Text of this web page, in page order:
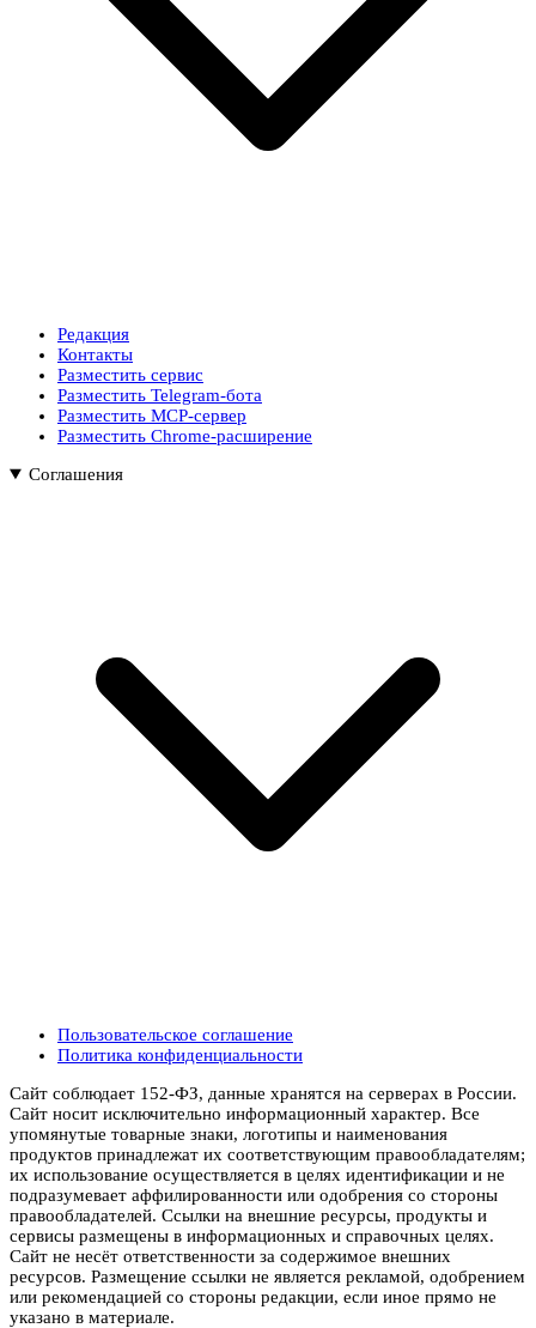
Редакция
Контакты
Разместить сервис
Разместить Telegram-бота
Разместить MCP-сервер
Разместить Chrome-расширение
Соглашения
Пользовательское соглашение
Политика конфиденциальности
Сайт соблюдает 152-ФЗ, данные хранятся на серверах в России.
Сайт носит исключительно информационный характер. Все
упомянутые товарные знаки, логотипы и наименования
продуктов принадлежат их соответствующим правообладателям;
их использование осуществляется в целях идентификации и не
подразумевает аффилированности или одобрения со стороны
правообладателей. Ссылки на внешние ресурсы, продукты и
сервисы размещены в информационных и справочных целях.
Сайт не несёт ответственности за содержимое внешних
ресурсов. Размещение ссылки не является рекламой, одобрением
или рекомендацией со стороны редакции, если иное прямо не
указано в материале.